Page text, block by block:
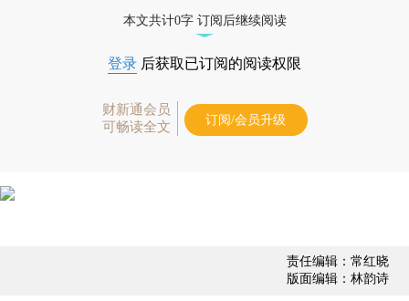
本文共计0字 订阅后继续阅读
登录 后获取已订阅的阅读权限
财新通会员
可畅读全文
订阅/会员升级
责任编辑：常红晓
版面编辑：林韵诗